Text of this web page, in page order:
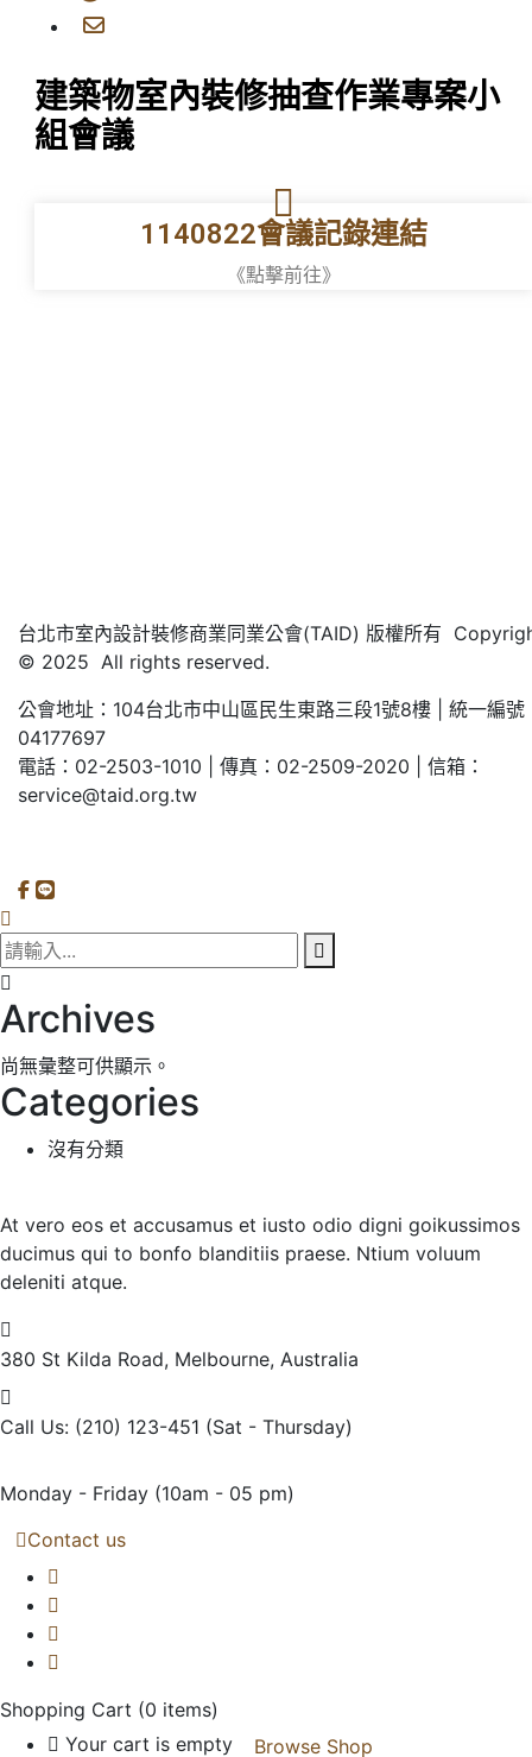
建築物室內裝修抽查作業專案小
組會議
1140822會議記錄連結
《點擊前往》
台北市室內設計裝修商業同業公會(TAID) 版權所有
© 2025 All rights reserved.
公會地址：104台北市中山區民生東路三段1號8樓 | 統一編號
04177697
電話：02-2503-1010 | 傳真：02-2509-2020 | 信箱：
service@taid.org.tw
Archives
尚無彙整可供顯示。
Categories
沒有分類
At vero eos et accusamus et iusto odio digni goikussimos
ducimus qui to bonfo blanditiis praese. Ntium voluum
deleniti atque.
380 St Kilda Road, Melbourne, Australia
Call Us: (210) 123-451 (Sat - Thursday)
Monday - Friday (10am - 05 pm)
Contact us
Shopping Cart (0 items)
Your cart is empty
Browse Shop